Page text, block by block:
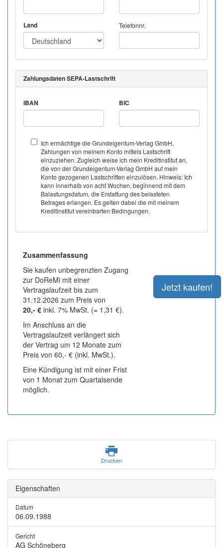
Land Telefonnr.
Zahlungsdaten SEPA-Lastschrift
IBAN BIC
Ich ermächtige die Grundeigentum-Verlag GmbH,
Zahlungen von meinem Konto mittels Lastschrift
einzuziehen. Zugleich weise ich mein Kreditinstitut an,
die von der Grundeigentum-Verlag GmbH auf mein
Konto gezogenen Lastschriften einzulösen. Hinweis: Ich
kann innerhalb von acht Wochen, beginnend mit dem
Balastungsdatum, die Erstattung des belasteten
Betrages erlangen. Es gelten dabei die mit meinem
Kreditinstitut vereinbarten Bedingungen.
Zusammenfassung
Sie kaufen unbegrenzten Zugang
zur DoReMi mit einer
Vertragslaufzeit bis zum
31.12.2026 zum Preis von
20,- € inkl. 7% MwSt. (= 1,31 €).
Im Anschluss an die
Vertragslaufzeit verlängert sich
der Vertrag um 12 Monate zum
Preis von 60,- € (inkl. MwSt.).
Eine Kündigung ist mit einer Frist
von 1 Monat zum Quartalsende
möglich.
Drucken
Eigenschaften
Datum
06.09.1988
Gericht
AG Schöneberg